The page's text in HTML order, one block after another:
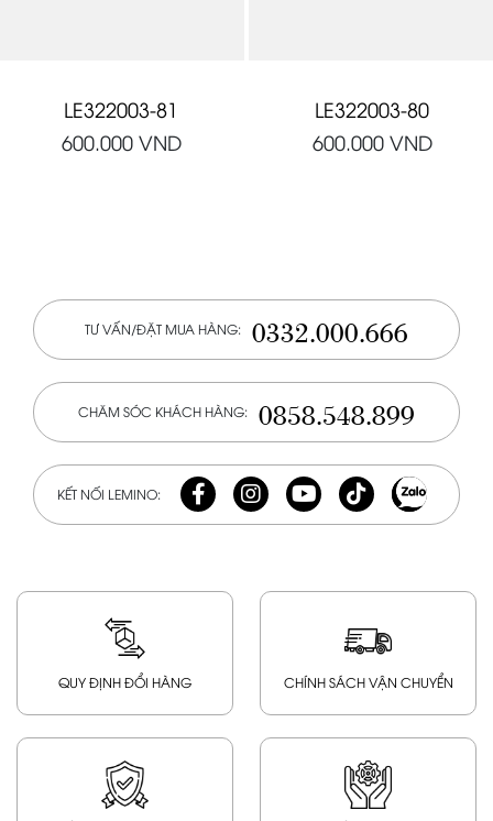
LE322003-81
600.000VND
LE322003-80
600.000VND
TƯ VẤN/ĐẶT MUA HÀNG: 0332.000.666
CHĂM SÓC KHÁCH HÀNG: 0858.548.899
KẾT NỐI LEMINO:
QUY ĐỊNH ĐỔI HÀNG CHÍNH SÁCH VẬN CHUYỂN